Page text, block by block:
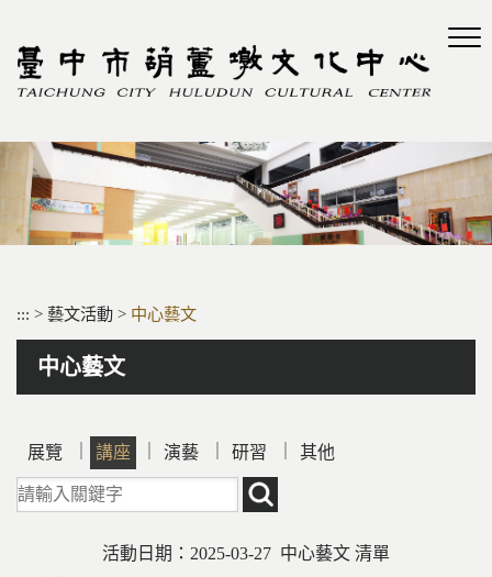
區
::: > 藝文活動 > 中心藝文
中心藝文
展覽 講座 演藝 研習
其他
請輸入關鍵字
活動日期：2025-03-27 中心藝文 清單